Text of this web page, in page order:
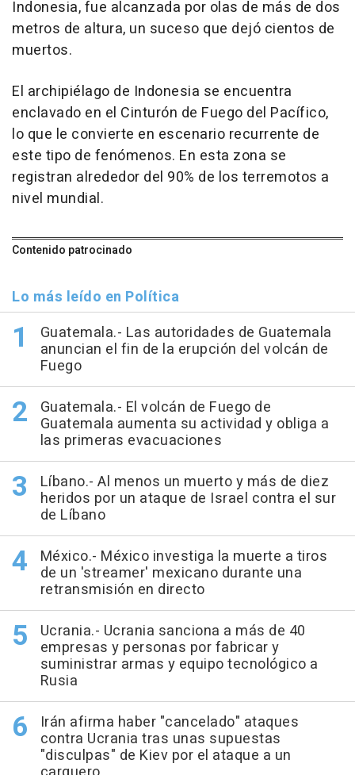
Indonesia, fue alcanzada por olas de más de dos
metros de altura, un suceso que dejó cientos de
muertos.
El archipiélago de Indonesia se encuentra
enclavado en el Cinturón de Fuego del Pacífico,
lo que le convierte en escenario recurrente de
este tipo de fenómenos. En esta zona se
registran alrededor del 90% de los terremotos a
nivel mundial.
Contenido patrocinado
Lo más leído en Política
Guatemala.- Las autoridades de Guatemala
anuncian el fin de la erupción del volcán de
Fuego
Guatemala.- El volcán de Fuego de
Guatemala aumenta su actividad y obliga a
las primeras evacuaciones
Líbano.- Al menos un muerto y más de diez
heridos por un ataque de Israel contra el sur
de Líbano
México.- México investiga la muerte a tiros
de un 'streamer' mexicano durante una
retransmisión en directo
Ucrania.- Ucrania sanciona a más de 40
empresas y personas por fabricar y
suministrar armas y equipo tecnológico a
Rusia
Irán afirma haber "cancelado" ataques
contra Ucrania tras unas supuestas
"disculpas" de Kiev por el ataque a un